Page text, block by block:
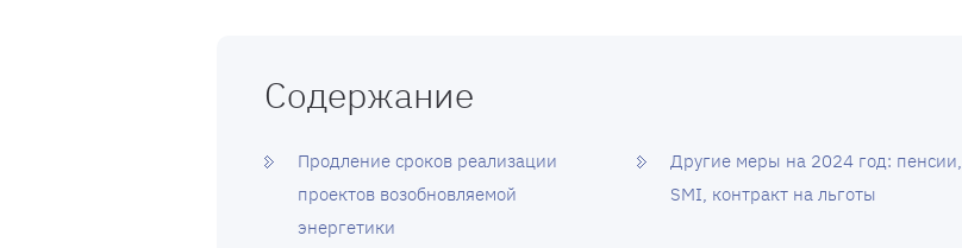
Содержание
Продление сроков реализации
проектов возобновляемой
энергетики
Другие меры на 2024 год: пенсии,
SMI, контракт на льготы